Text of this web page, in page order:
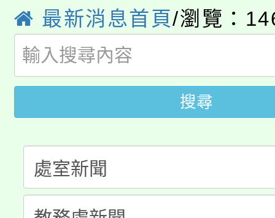
局官網。
8月14至27日，桃園電
開!
115年桃園市運動會8/
田徑場及游泳池舉行。
桃園市低收入戶享有免
視費優惠，中低收入戶
半價優惠，詳情可洽有
者。
大園自造教育及科技
份教師增能研習
大溪自造教育及科技中
份教師研習
淨零綠生活教案入校路
會
115年食農教育專業人
最新消息首頁/瀏覽：
搜尋